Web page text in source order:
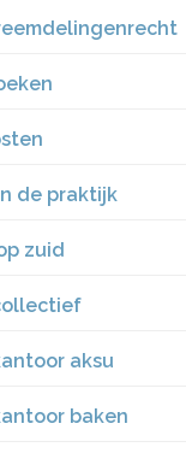
de praktijk
zuid
aksu
baken